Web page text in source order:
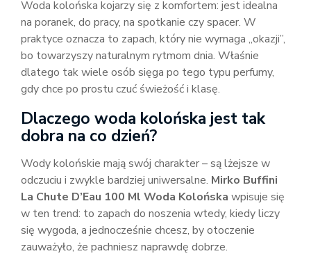
Woda kolońska kojarzy się z komfortem: jest idealna
na poranek, do pracy, na spotkanie czy spacer. W
praktyce oznacza to zapach, który nie wymaga „okazji”,
bo towarzyszy naturalnym rytmom dnia. Właśnie
dlatego tak wiele osób sięga po tego typu perfumy,
gdy chce po prostu czuć świeżość i klasę.
Dlaczego woda kolońska jest tak
dobra na co dzień?
Wody kolońskie mają swój charakter – są lżejsze w
odczuciu i zwykle bardziej uniwersalne. Mirko Buffini
La Chute D’Eau 100 Ml Woda Kolońska wpisuje się
w ten trend: to zapach do noszenia wtedy, kiedy liczy
się wygoda, a jednocześnie chcesz, by otoczenie
zauważyło, że pachniesz naprawdę dobrze.